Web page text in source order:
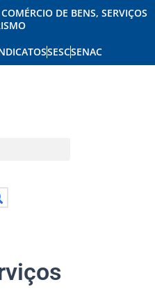
DE BENS, SERVIÇOS
SESCSENAC